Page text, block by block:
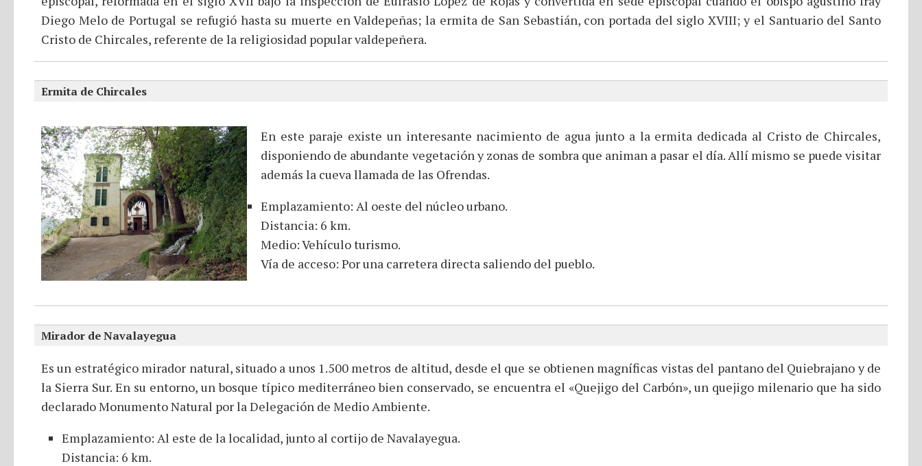
Diego Melo de Portugal se refugió hasta su muerte en Valdepeñas; la ermita de San Sebastián, con portada del siglo XVIII; y el Santuario del Santo
Cristo de Chircales, referente de la religiosidad popular valdepeñera.
Ermita de Chircales
En este paraje existe un interesante nacimiento de agua junto a la ermita dedicada al Cristo de Chircales,
disponiendo de abundante vegetación y zonas de sombra que animan a pasar el día. Allí mismo se puede visitar
además la cueva llamada de las Ofrendas.
Emplazamiento: Al oeste del núcleo urbano.
Distancia: 6 km.
Medio: Vehículo turismo.
Vía de acceso: Por una carretera directa saliendo del pueblo.
Mirador de Navalayegua
Es un estratégico mirador natural, situado a unos 1.500 metros de altitud, desde el que se obtienen magníficas vistas del pantano del Quiebrajano y de
la Sierra Sur. En su entorno, un bosque típico mediterráneo bien conservado, se encuentra el «Quejigo del Carbón», un quejigo milenario que ha sido
declarado Monumento Natural por la Delegación de Medio Ambiente.
Emplazamiento: Al este de la localidad, junto al cortijo de Navalayegua.
Distancia: 6 km.